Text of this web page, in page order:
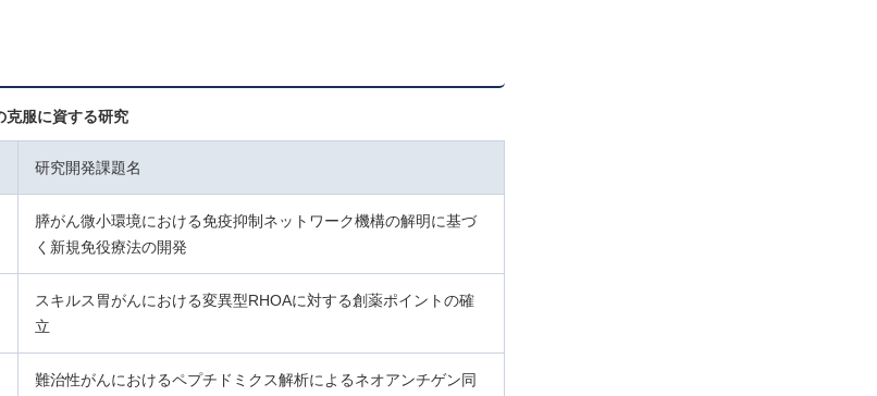
克服に資する研究
研究開発課題名
膵がん微小環境における免疫抑制ネットワーク機構の解明に基づ
く新規免役療法の開発
スキルス胃がんにおける変異型RHOAに対する創薬ポイントの確
立
難治性がんにおけるペプチドミクス解析によるネオアンチゲン同